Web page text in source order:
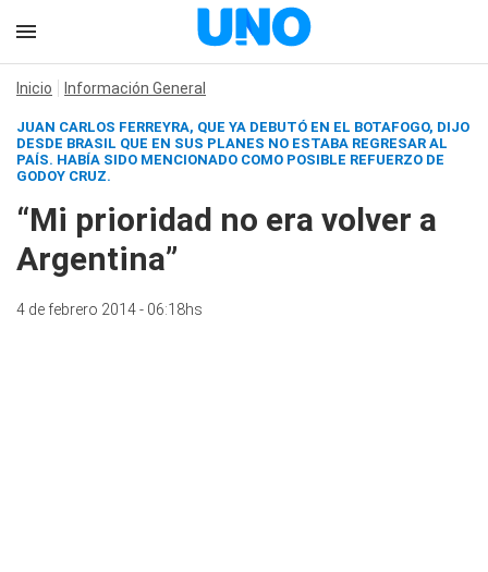
Inicio Información General
JUAN CARLOS FERREYRA, QUE YA DEBUTÓ EN EL BOTAFOGO, DIJO
DESDE BRASIL QUE EN SUS PLANES NO ESTABA REGRESAR AL
PAÍS. HABÍA SIDO MENCIONADO COMO POSIBLE REFUERZO DE
GODOY CRUZ.
“Mi prioridad no era volver a
Argentina”
4 de febrero 2014 - 06:18hs